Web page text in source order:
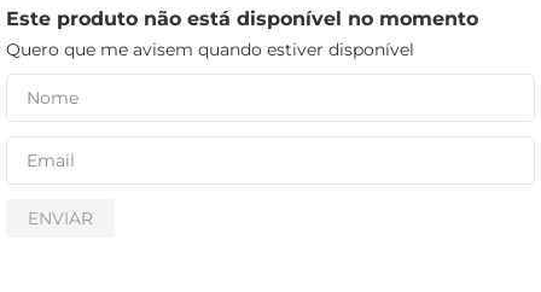
Este produto não está disponível no momento
Quero que me avisem quando estiver disponível
ENVIAR
iogurte
papel higiênico